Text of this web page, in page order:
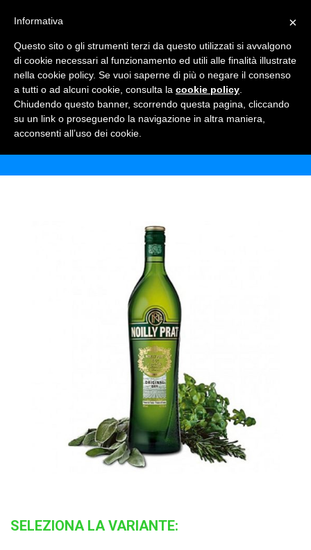
NOILLY PRAT VERMOUTH
Home Shop Alcolici
SELEZIONA LA VARIANTE:
×
Informativa
Questo sito o gli strumenti terzi da questo utilizzati si avvalgono
di cookie necessari al funzionamento ed utili alle finalità illustrate
nella cookie policy. Se vuoi saperne di più o negare il consenso
a tutti o ad alcuni cookie, consulta la cookie policy
Chiudendo questo banner, scorrendo questa pagina, cliccando
su un link o proseguendo la navigazione in altra maniera,
acconsenti all’uso dei cookie.